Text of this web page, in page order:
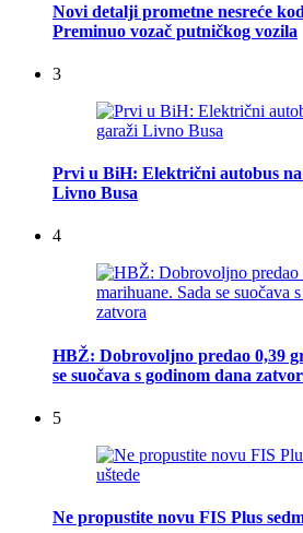
Novi detalji prometne nesreće
Preminuo vozač putničkog vozila
3
Prvi u BiH: Električni autobus
Livno Busa
4
HBŽ: Dobrovoljno predao 0,39
se suočava s godinom dana
5
Ne propustite novu FIS Plus